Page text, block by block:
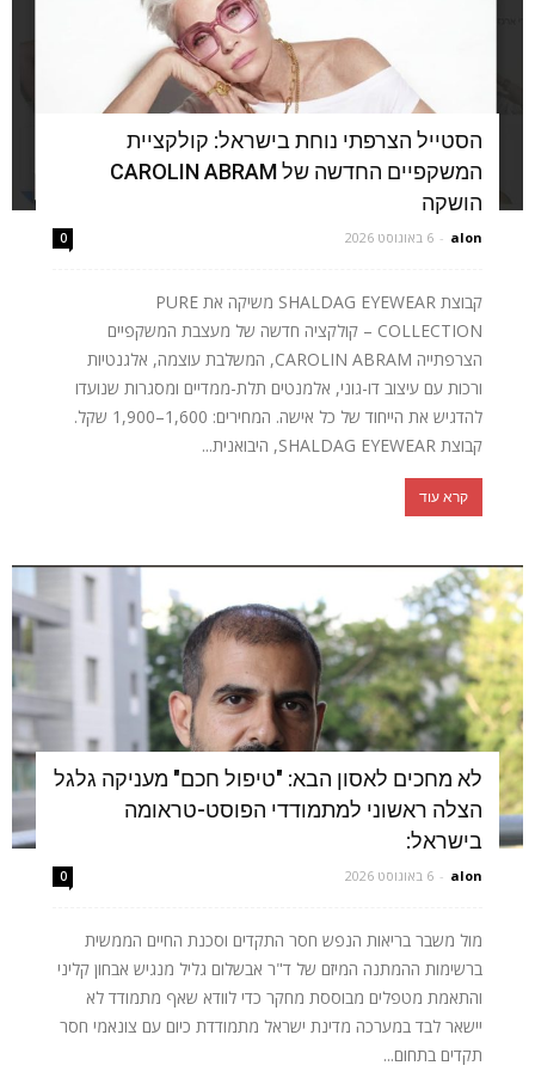
הסטייל הצרפתי נוחת בישראל: קולקציית
המשקפיים החדשה של CAROLIN ABRAM
הושקה
alon
- 6 באוגוסט 2026 0
קבוצת SHALDAG EYEWEAR משיקה את PURE
COLLECTION – קולקציה חדשה של מעצבת המשקפיים
הצרפתייה CAROLIN ABRAM, המשלבת עוצמה, אלגנטיות
ורכות עם עיצוב דו-גוני, אלמנטים תלת-ממדיים ומסגרות שנועדו
להדגיש את הייחוד של כל אישה. המחירים: 1,600–1,900 שקל.
קבוצת SHALDAG EYEWEAR, היבואנית...
קרא עוד
לא מחכים לאסון הבא: "טיפול חכם" מעניקה גלגל
הצלה ראשוני למתמודדי הפוסט-טראומה
בישראל:
alon
- 6 באוגוסט 2026 0
מול משבר בריאות הנפש חסר התקדים וסכנת החיים הממשית
ברשימות ההמתנה המיזם של ד"ר אבשלום גליל מנגיש אבחון קליני
והתאמת מטפלים מבוססת מחקר כדי לוודא שאף מתמודד לא
יישאר לבד במערכה מדינת ישראל מתמודדת כיום עם צונאמי חסר
תקדים בתחום...